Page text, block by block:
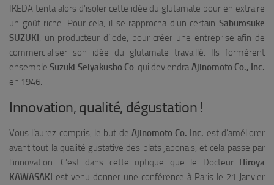
IKEDA tenta alors d’isoler cette idée du glutamate pour en extraire
un goût riche. Pour cela, il se rapprocha d’un certain Saburosuke
SUZUKI, un producteur d’iode, pour créer une entreprise afin de
commercialiser son idée du glutamate travaillé. Ils formèrent
ensembleSuzuki Seiyakusho Co. qui deviendra Ajinomoto Co., Inc.
en 1946.
Innovation, qualité, dégustation !
Vous l’aurez compris, le but de Ajinomoto Co. Inc. est d’améliorer
avant tout la qualité gustative des plats japonais, et cela passe par
l’innovation. C’est dans cette optique que le Docteur Hiroya
KAWASAKI est venu donner une conférence à Paris le 21 Janvier